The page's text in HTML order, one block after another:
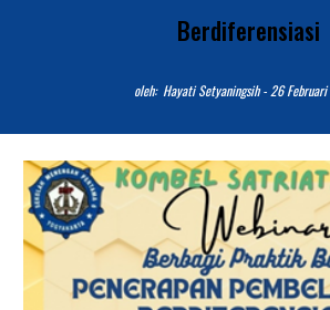
Berdiferensiasi
oleh: Hayati Setyaningsih - 26 Februari